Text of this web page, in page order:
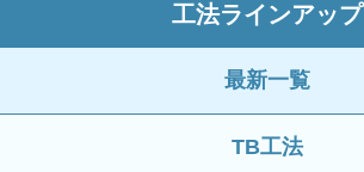
工法ラインアップ
最新一覧
TB工法